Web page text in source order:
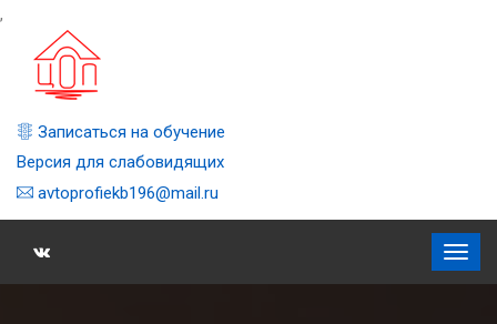
,
Записаться на обучение
Версия для слабовидящих
avtoprofiekb196@mail.ru